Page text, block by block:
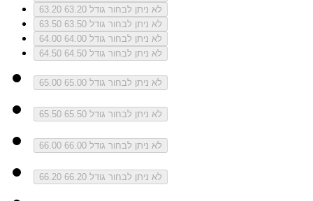
63.20
לא ניתן לבחור גודל 63.20
63.50
לא ניתן לבחור גודל 63.50
64.00
לא ניתן לבחור גודל 64.00
64.50
לא ניתן לבחור גודל 64.50
65.00 לא ניתן לבחור גודל 65.00
65.50 לא ניתן לבחור גודל 65.50
66.00 לא ניתן לבחור גודל 66.00
66.20 לא ניתן לבחור גודל 66.20